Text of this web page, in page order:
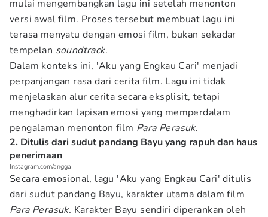
mulai mengembangkan lagu ini setelah menonton
versi awal film. Proses tersebut membuat lagu ini
terasa menyatu dengan emosi film, bukan sekadar
tempelan soundtrack.
Dalam konteks ini, 'Aku yang Engkau Cari' menjadi
perpanjangan rasa dari cerita film. Lagu ini tidak
menjelaskan alur cerita secara eksplisit, tetapi
menghadirkan lapisan emosi yang memperdalam
pengalaman menonton film Para Perasuk.
2. Ditulis dari sudut pandang Bayu yang rapuh dan haus
penerimaan
Instagram.com/angga
Secara emosional, lagu 'Aku yang Engkau Cari' ditulis
dari sudut pandang Bayu, karakter utama dalam film
Para Perasuk. Karakter Bayu sendiri diperankan oleh